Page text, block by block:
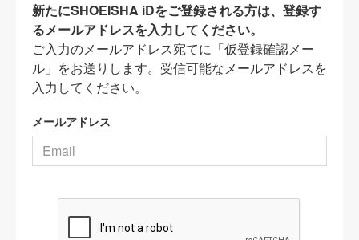
新たにSHOEISHA iDをご登録される方は、登録す
るメールアドレスを入力してください。
ご入力のメールアドレス宛てに「仮登録確認メー
ル」をお送りします。受信可能なメールアドレスを
入力してください。
メールアドレス